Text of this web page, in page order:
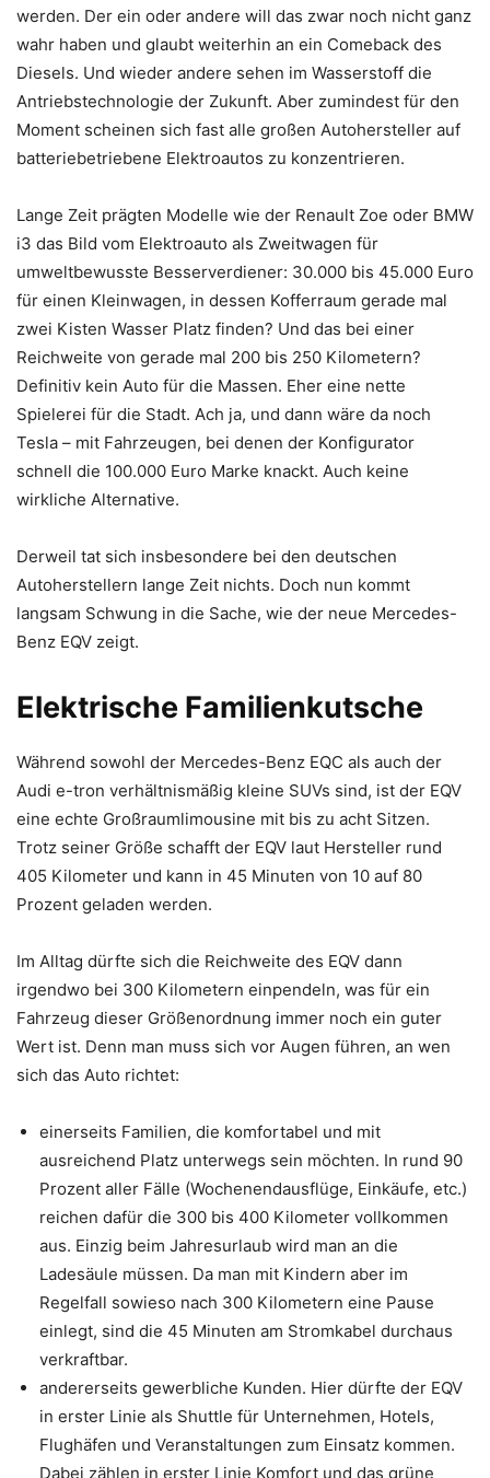
werden. Der ein oder andere will das zwar noch nicht ganz
wahr haben und glaubt weiterhin an ein Comeback des
Diesels. Und wieder andere sehen im Wasserstoff die
Antriebstechnologie der Zukunft. Aber zumindest für den
Moment scheinen sich fast alle großen Autohersteller auf
batteriebetriebene Elektroautos zu konzentrieren.
Lange Zeit prägten Modelle wie der Renault Zoe oder BMW
i3 das Bild vom Elektroauto als Zweitwagen für
umweltbewusste Besserverdiener: 30.000 bis 45.000 Euro
für einen Kleinwagen, in dessen Kofferraum gerade mal
zwei Kisten Wasser Platz finden? Und das bei einer
Reichweite von gerade mal 200 bis 250 Kilometern?
Definitiv kein Auto für die Massen. Eher eine nette
Spielerei für die Stadt. Ach ja, und dann wäre da noch
Tesla – mit Fahrzeugen, bei denen der Konfigurator
schnell die 100.000 Euro Marke knackt. Auch keine
wirkliche Alternative.
Derweil tat sich insbesondere bei den deutschen
Autoherstellern lange Zeit nichts. Doch nun kommt
langsam Schwung in die Sache, wie der neue Mercedes-
Benz EQV zeigt.
Elektrische Familienkutsche
Während sowohl der Mercedes-Benz EQC als auch der
Audi e-tron verhältnismäßig kleine SUVs sind, ist der EQV
eine echte Großraumlimousine mit bis zu acht Sitzen.
Trotz seiner Größe schafft der EQV laut Hersteller rund
405 Kilometer und kann in 45 Minuten von 10 auf 80
Prozent geladen werden.
Im Alltag dürfte sich die Reichweite des EQV dann
irgendwo bei 300 Kilometern einpendeln, was für ein
Fahrzeug dieser Größenordnung immer noch ein guter
Wert ist. Denn man muss sich vor Augen führen, an wen
sich das Auto richtet:
einerseits Familien, die komfortabel und mit
ausreichend Platz unterwegs sein möchten. In rund 90
Prozent aller Fälle (Wochenendausflüge, Einkäufe, etc.)
reichen dafür die 300 bis 400 Kilometer vollkommen
aus. Einzig beim Jahresurlaub wird man an die
Ladesäule müssen. Da man mit Kindern aber im
Regelfall sowieso nach 300 Kilometern eine Pause
einlegt, sind die 45 Minuten am Stromkabel durchaus
verkraftbar.
andererseits gewerbliche Kunden. Hier dürfte der EQV
in erster Linie als Shuttle für Unternehmen, Hotels,
Flughäfen und Veranstaltungen zum Einsatz kommen.
Dabei zählen in erster Linie Komfort und das grüne